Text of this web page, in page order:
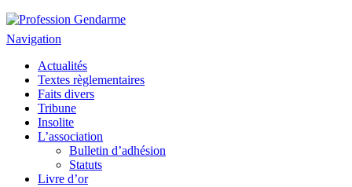
Profession Gendarme
Le journal des gendarmes
Navigation
Actualités
Textes règlementaires
Faits divers
Tribune
Insolite
L’association
Bulletin d’adhésion
Statuts
Livre d’or